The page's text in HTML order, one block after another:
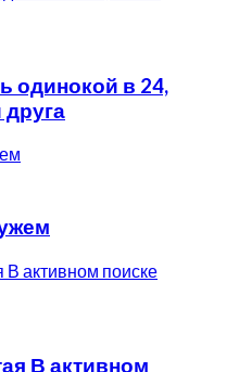
одинокой в 24,
друга
В активном